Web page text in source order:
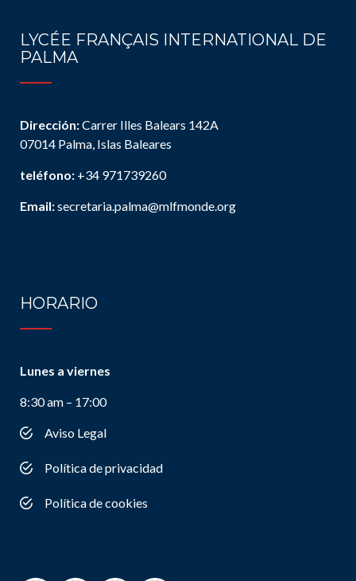
LYCÉE FRANÇAIS INTERNATIONAL DE
PALMA
Dirección:Carrer Illes Balears 142A
07014 Palma, Islas Baleares
teléfono: +34 971739260
Email:secretaria.palma@mlfmonde.org
HORARIO
Lunes a viernes
8:30 am – 17:00
Aviso Legal
Política de privacidad
Política de cookies